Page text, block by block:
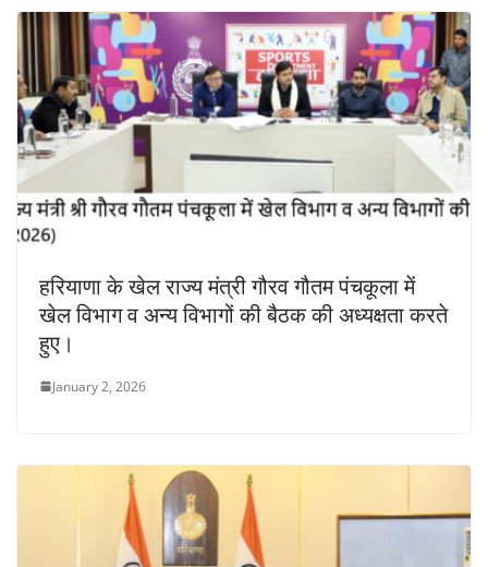
हरियाणा के खेल राज्य मंत्री गौरव गौतम पंचकूला में
खेल विभाग व अन्य विभागों की बैठक की अध्यक्षता करते
हुए।
January 2, 2026